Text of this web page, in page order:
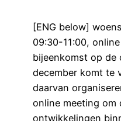
[ENG below]
09:30-11:00,
bijeenkomst op de
december komt te
daarvan
online meeting om
ontwikkelingen